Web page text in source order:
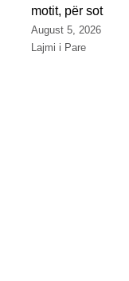
motit, për sot
August 5, 2026
Lajmi i Pare